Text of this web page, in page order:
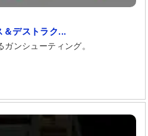
＆デストラク...
ンシューティング。